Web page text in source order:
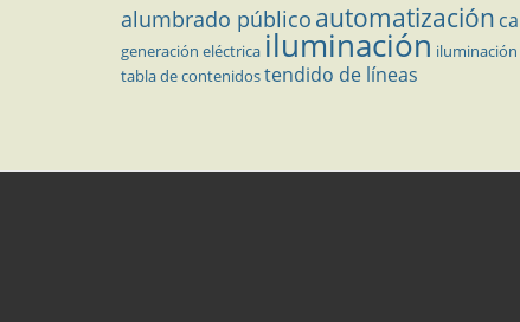
alumbrado público automatización
generación eléctrica iluminación iluminación
tabla de contenidostendido de líneas